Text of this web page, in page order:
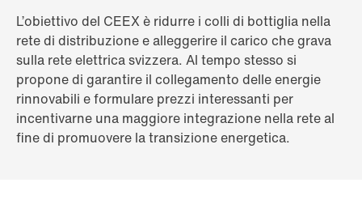
L’obiettivo del CEEX è ridurre i colli di bottiglia nella
rete di distribuzione e alleggerire il carico che grava
sulla rete elettrica svizzera. Al tempo stesso si
propone di garantire il collegamento delle energie
rinnovabili e formulare prezzi interessanti per
incentivarne una maggiore integrazione nella rete al
fine di promuovere la transizione energetica.